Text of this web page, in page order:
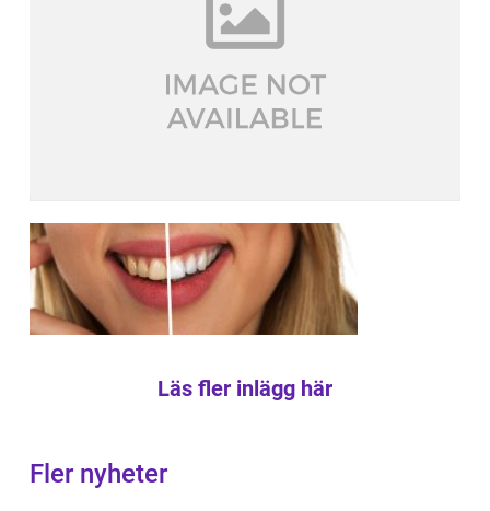
Läs fler inlägg här
Fler nyheter